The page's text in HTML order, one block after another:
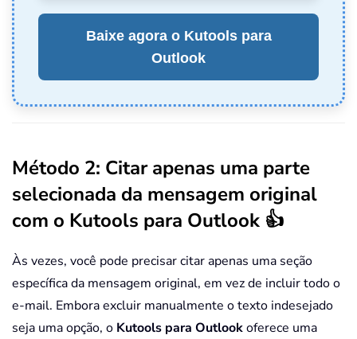
Baixe agora o Kutools para
Outlook
Método 2: Citar apenas uma parte
selecionada da mensagem original
com o Kutools para Outlook 👍
Às vezes, você pode precisar citar apenas uma seção
específica da mensagem original, em vez de incluir todo o
e-mail. Embora excluir manualmente o texto indesejado
seja uma opção, o Kutools para Outlookoferece uma